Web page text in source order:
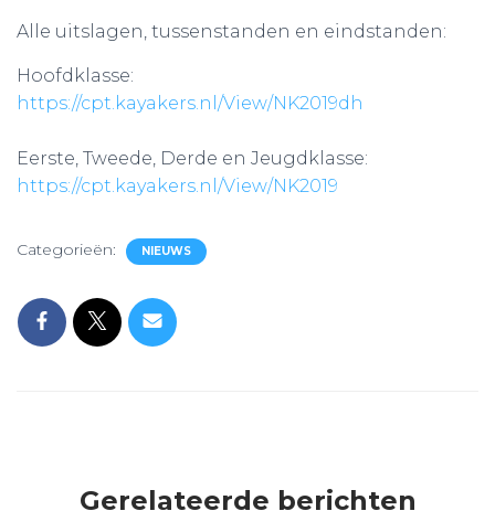
Alle uitslagen, tussenstanden en eindstanden:
Hoofdklasse:
https://cpt.kayakers.nl/View/NK2019dh
Eerste, Tweede, Derde en Jeugdklasse:
https://cpt.kayakers.nl/View/NK2019
Categorieën: NIEUWS
Gerelateerde berichten